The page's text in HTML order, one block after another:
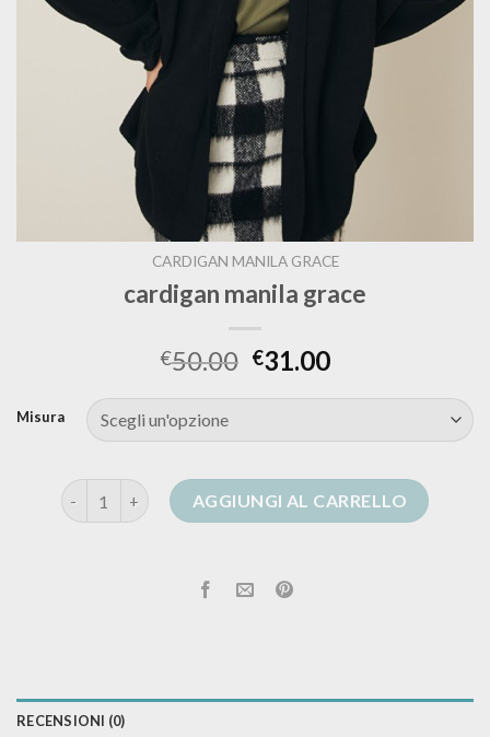
CARDIGAN MANILA GRACE
cardigan manila grace
€50.00 €31.00
Misura
cardigan manila grace quantitàAGGIUNGI AL CARRELLO
RECENSIONI (0)